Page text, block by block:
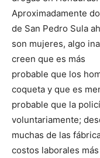
Aproximadamente
de San Pedro Sula
son mujeres, algo
creen que es más
probable que los
coqueta y que es
probable que la
voluntariamente;
muchas de las
costos laborales